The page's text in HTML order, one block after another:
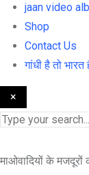
jaan video
Shop
Contact Us
गांधी है तो भारत
×
माओवादियों के